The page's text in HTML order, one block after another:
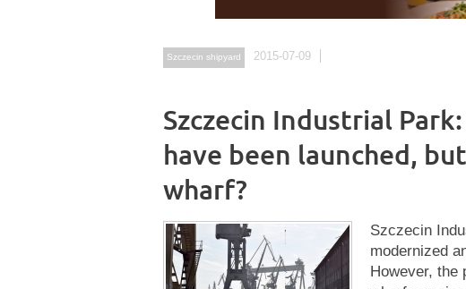
Szczecin shipyard 2015-07-09
Szczecin Industrial
have been launched,
wharf?
Szczecin
modernized
However, the